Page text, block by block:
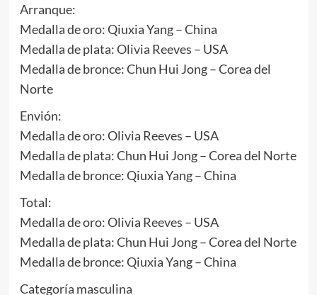
Arranque:
Medalla de oro: Qiuxia Yang – China
Medalla de plata: Olivia Reeves – USA
Medalla de bronce: Chun Hui Jong – Corea del
Norte
Envión:
Medalla de oro: Olivia Reeves – USA
Medalla de plata: Chun Hui Jong – Corea del Norte
Medalla de bronce: Qiuxia Yang – China
Total:
Medalla de oro: Olivia Reeves – USA
Medalla de plata: Chun Hui Jong – Corea del Norte
Medalla de bronce: Qiuxia Yang – China
Categoría masculina